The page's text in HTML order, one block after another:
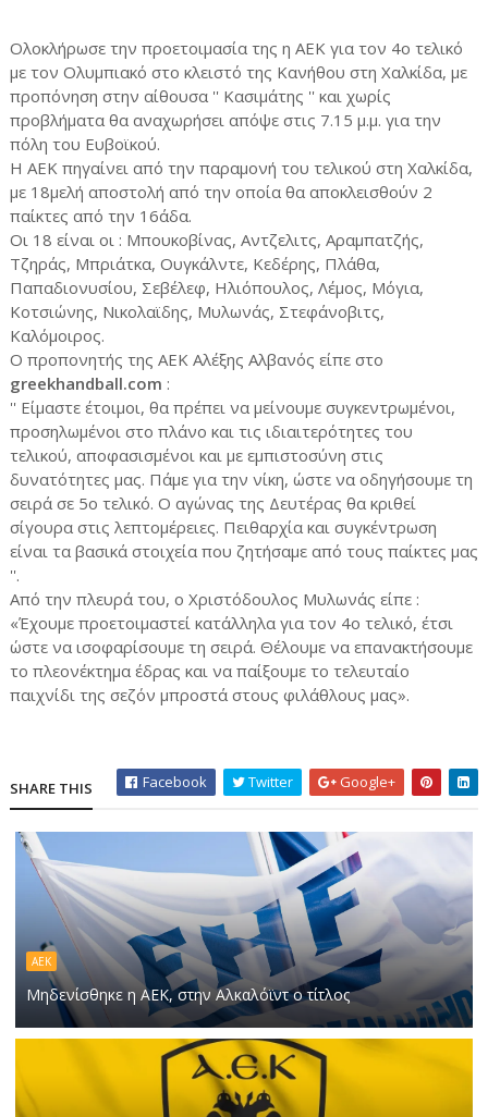
Ολοκλήρωσε την προετοιμασία της η ΑΕΚ για τον 4ο τελικό
με τον Ολυμπιακό στο κλειστό της Κανήθου στη Χαλκίδα, με
προπόνηση στην αίθουσα '' Κασιμάτης '' και χωρίς
προβλήματα θα αναχωρήσει απόψε στις 7.15 μ.μ. για την
πόλη του Ευβοϊκού.
Η ΑΕΚ πηγαίνει από την παραμονή του τελικού στη Χαλκίδα,
με 18μελή αποστολή από την οποία θα αποκλεισθούν 2
παίκτες από την 16άδα.
Οι 18 είναι οι : Μπουκοβίνας, Αντζελιτς, Αραμπατζής,
Τζηράς, Μπριάτκα, Ουγκάλντε, Κεδέρης, Πλάθα,
Παπαδιονυσίου, Σεβέλεφ, Ηλιόπουλος, Λέμος, Μόγια,
Κοτσιώνης, Νικολαϊδης, Μυλωνάς, Στεφάνοβιτς,
Καλόμοιρος.
Ο προπονητής της ΑΕΚ Αλέξης Αλβανός είπε στο
greekhandball.com :
'' Είμαστε έτοιμοι, θα πρέπει να μείνουμε συγκεντρωμένοι,
προσηλωμένοι στο πλάνο και τις ιδιαιτερότητες του
τελικού, αποφασισμένοι και με εμπιστοσύνη στις
δυνατότητες μας. Πάμε για την νίκη, ώστε να οδηγήσουμε τη
σειρά σε 5ο τελικό. Ο αγώνας της Δευτέρας θα κριθεί
σίγουρα στις λεπτομέρειες. Πειθαρχία και συγκέντρωση
είναι τα βασικά στοιχεία που ζητήσαμε από τους παίκτες μας
''.
Από την πλευρά του, ο Χριστόδουλος Μυλωνάς είπε :
«Έχουμε προετοιμαστεί κατάλληλα για τον 4ο τελικό, έτσι
ώστε να ισοφαρίσουμε τη σειρά. Θέλουμε να επανακτήσουμε
το πλεονέκτημα έδρας και να παίξουμε το τελευταίο
παιχνίδι της σεζόν μπροστά στους φιλάθλους μας».
SHARE THIS Facebook Twitter Google+
ΑΕΚ
Μηδενίσθηκε η ΑΕΚ, στην Αλκαλόϊντ ο τίτλος